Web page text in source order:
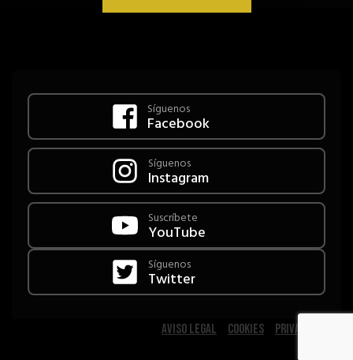
Síguenos
Facebook
Síguenos
Instagram
Suscríbete
YouTube
Síguenos
Twitter
aviso legal cookies privacidad